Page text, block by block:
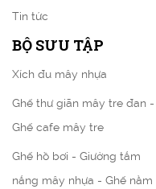
Tin tức
BỘ SƯU TẬP
Xích đu mây nhựa
Ghế thư giãn mây tre đan -
Ghế cafe mây tre
Ghế hồ bơi - Giường tắm
nắng mây nhựa - Ghế nằm